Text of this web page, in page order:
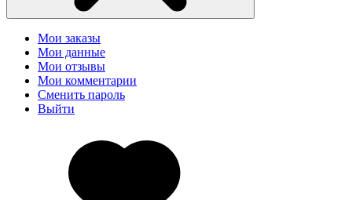
Мои заказы
Мои данные
Мои отзывы
Мои комментарии
Сменить пароль
Выйти